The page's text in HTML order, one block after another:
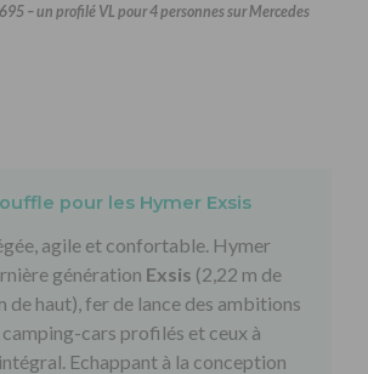
– un profilé VL pour 4 personnes sur Mercedes
pour les Hymer Exsis
agile et confortable. Hymer
génération Exsis (2,22 m de
de haut), fer de lance des ambitions
cars profilés et ceux à
Echappant à la conception